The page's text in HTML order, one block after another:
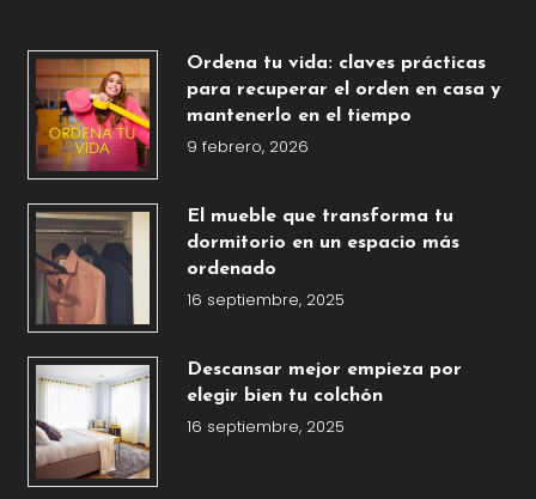
Ordena tu vida: claves prácticas
para recuperar el orden en casa y
mantenerlo en el tiempo
9 febrero, 2026
El mueble que transforma tu
dormitorio en un espacio más
ordenado
16 septiembre, 2025
Descansar mejor empieza por
elegir bien tu colchón
16 septiembre, 2025